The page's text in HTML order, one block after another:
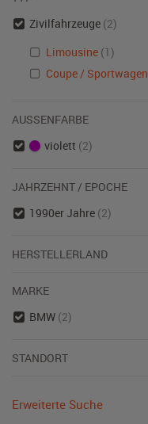
Zivilfahrzeuge (2)
Limousine (1)
Coupe / Sportwagen
AUSSENFARBE
violett (2)
JAHRZEHNT / EPOCHE
1990er Jahre (2)
HERSTELLERLAND
MARKE
BMW (2)
STANDORT
Erweiterte Suche